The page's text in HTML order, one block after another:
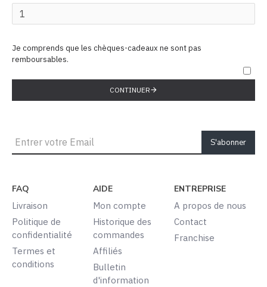
Je comprends que les chèques-cadeaux ne sont pas
remboursables.
CONTINUER
S'abonner
FAQ
Livraison
Politique de
confidentialité
Termes et
conditions
AIDE
Mon compte
Historique des
commandes
Affiliés
Bulletin
d'information
ENTREPRISE
A propos de nous
Contact
Franchise